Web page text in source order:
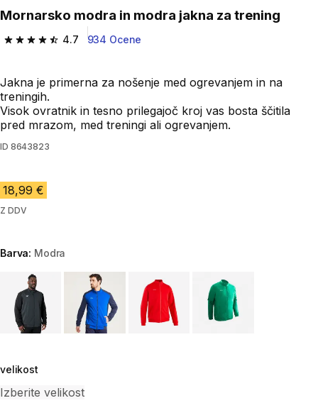
Mornarsko modra in modra jakna za trening
4.7
4.7 od 5 zvezdic from 934 ocene
934 Ocene
Jakna je primerna za nošenje med ogrevanjem in na
treningih.
Visok ovratnik in tesno prilegajoč kroj vas bosta ščitila
pred mrazom, med treningi ali ogrevanjem.
ID 8643823
18,99 €
Z DDV
Barva: Modra
Choose a variant
velikost